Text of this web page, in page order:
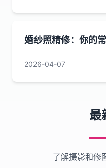
婚纱照精修：你的
2026-04-07
最
了解摄影和修